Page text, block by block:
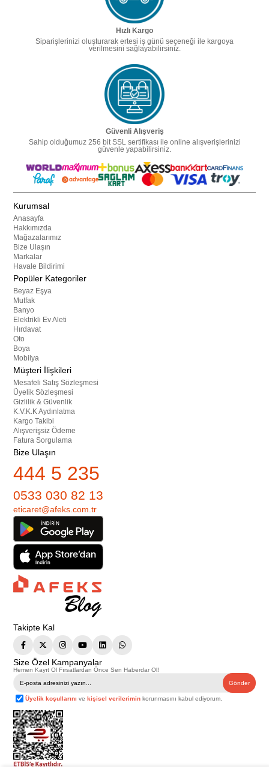
Hızlı Kargo
Siparişlerinizi oluşturarak ertesi iş günü seçeneği ile kargoya
verilmesini sağlayabilirsiniz.
Güvenli Alışveriş
Sahip olduğumuz 256 bit SSL sertifikası ile online alışverişlerinizi
güvenle yapabilirsiniz.
Kurumsal
Anasayfa
Hakkımızda
Mağazalarımız
Bize Ulaşın
Markalar
Havale Bildirimi
Popüler Kategoriler
Beyaz Eşya
Mutfak
Banyo
Elektrikli Ev Aleti
Hırdavat
Oto
Boya
Mobilya
Müşteri İlişkileri
Mesafeli Satış Sözleşmesi
Üyelik Sözleşmesi
Gizlilik & Güvenlik
K.V.K.K Aydınlatma
Kargo Takibi
Alışverişsiz Ödeme
Fatura Sorgulama
Bize Ulaşın
444 5 235
0533 030 82 13
eticaret@afeks.com.tr
Takipte Kal
Size Özel Kampanyalar
Hemen Kayıt Ol Fırsatlardan Önce Sen Haberdar Ol!
Gönder
Üyelik koşullarını vekişisel verilerimin korunmasını kabul ediyorum.